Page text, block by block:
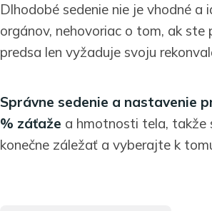
Dlhodobé sedenie nie je vhodné a
orgánov, nehovoriac o tom, ak ste
predsa len vyžaduje svoju
Správne sedenie a nastavenie
% záťaže a hmotnosti tela, takže
konečne záležať a vyberajte k